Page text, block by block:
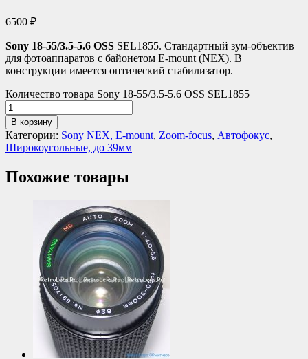
6500 ₽
Sony 18-55/3.5-5.6 OSS SEL1855. Стандартный зум-объектив
для фотоаппаратов с байонетом E-mount (NEX). В
конструкции имеется оптический стабилизатор.
Количество товара Sony 18-55/3.5-5.6 OSS SEL1855
В корзину
Категории: Sony NEX, E-mount, Zoom-focus, Автофокус,
Широкоугольные, до 39мм
Похожие товары